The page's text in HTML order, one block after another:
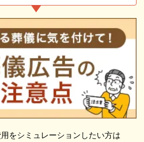
方におすすめです。
ホール【草津駅西】の一日葬
【草津駅西】では、一日葬を執り
。
儀と火葬を1日で執り行う一日葬
くなり、葬儀費用も抑えることがで
担を軽くしたい方や、葬儀費用を
をシミュレーションしたい方は